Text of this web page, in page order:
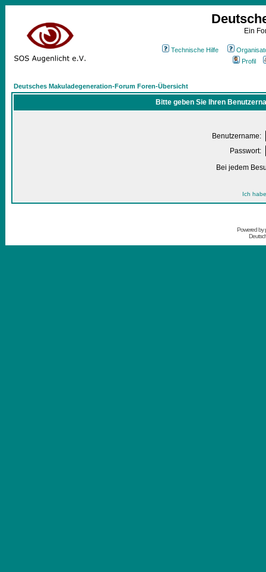
Ein
Technische Hilfe
Profil
Deutsches Makuladegeneration-Forum Foren-Übersicht
Bitte geben Sie Ihren
Benutzername:
Passwort:
Bei jedem
Ich
Powered by